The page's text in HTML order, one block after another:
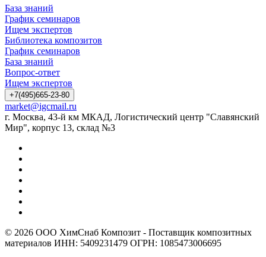
База знаний
График семинаров
Ищем экспертов
Библиотека композитов
График семинаров
База знаний
Вопрос-ответ
Ищем экспертов
+7(495)665-23-80
market@igcmail.ru
г. Москва, 43-й км МКАД, Логистический центр "Славянский
Мир", корпус 13, склад №3
© 2026 ООО ХимСнаб Композит - Поставщик композитных
материалов ИНН: 5409231479 ОГРН: 1085473006695